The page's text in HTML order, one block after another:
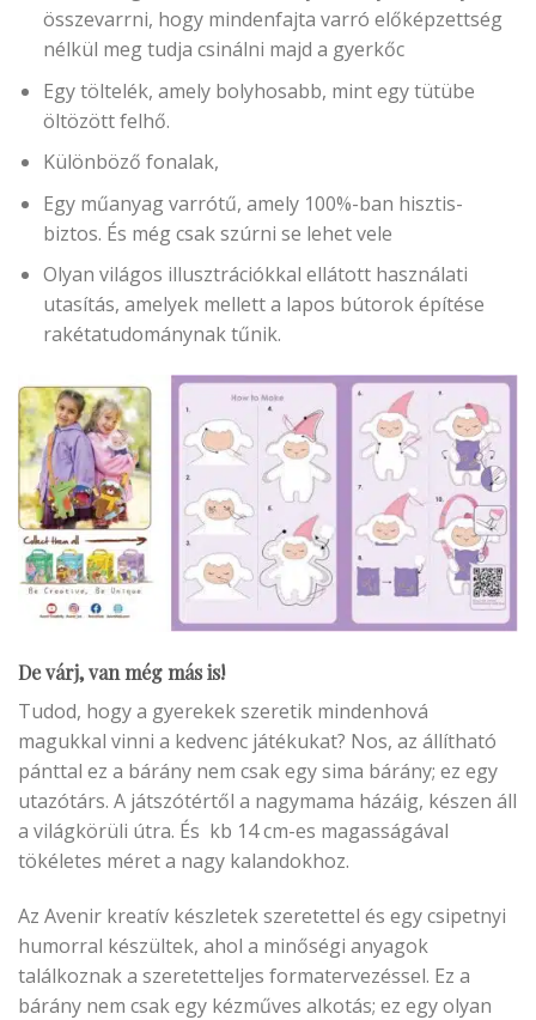
összevarrni, hogy mindenfajta varró előképzettség
nélkül meg tudja csinálni majd a gyerkőc
Egy töltelék, amely bolyhosabb, mint egy tütübe
öltözött felhő.
Különböző fonalak,
Egy műanyag varrótű, amely 100%-ban hisztis-
biztos. És még csak szúrni se lehet vele
Olyan világos illusztrációkkal ellátott használati
utasítás, amelyek mellett a lapos bútorok építése
rakétatudománynak tűnik.
De várj, van még más is!
Tudod, hogy a gyerekek szeretik mindenhová
magukkal vinni a kedvenc játékukat? Nos, az állítható
pánttal ez a bárány nem csak egy sima bárány; ez egy
utazótárs. A játszótértől a nagymama házáig, készen áll
a világkörüli útra. És kb 14 cm-es magasságával
tökéletes méret a nagy kalandokhoz.
Az Avenir kreatív készletek szeretettel és egy csipetnyi
humorral készültek, ahol a minőségi anyagok
találkoznak a szeretetteljes formatervezéssel. Ez a
bárány nem csak egy kézműves alkotás; ez egy olyan